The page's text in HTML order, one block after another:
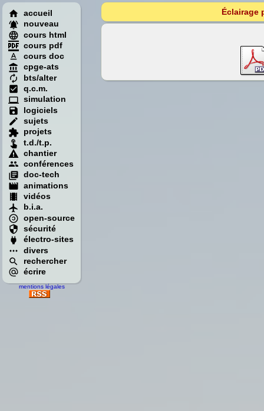
accueil
nouveau
cours html
cours pdf
cours doc
cpge-ats
bts/alter
q.c.m.
simulation
logiciels
sujets
projets
t.d./t.p.
chantier
conférences
doc-tech
animations
vidéos
b.i.a.
open-source
sécurité
électro-sites
divers
rechercher
écrire
mentions légales
Éclairage